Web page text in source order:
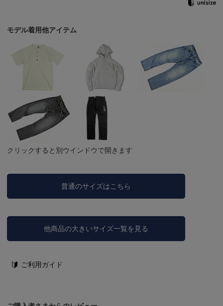
モデル着用他アイテム
クリックすると別ウインドウで開きます
普通のサイズはこちら
他商品の大きいサイズ一覧を見る
ご利用ガイド